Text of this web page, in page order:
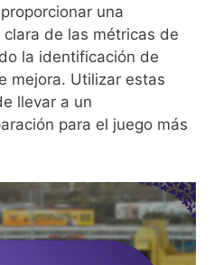
una
de las métricas de
la identificación de
mejora. Utilizar estas
llevar a un
para el juego más